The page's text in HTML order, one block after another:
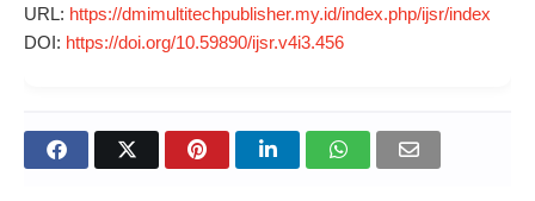
URL: https://dmimultitechpublisher.my.id/index.php/ijsr/index
DOI: https://doi.org/10.59890/ijsr.v4i3.456